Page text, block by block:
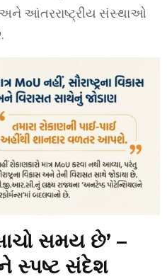
અને આંતરરાષ્ટ્રીય સંસ્થાઓ
સમય છે’ –
સ્પષ્ટ સંદેશ